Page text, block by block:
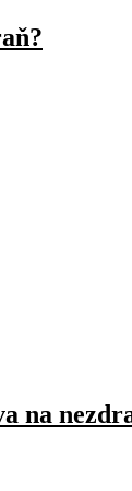
na